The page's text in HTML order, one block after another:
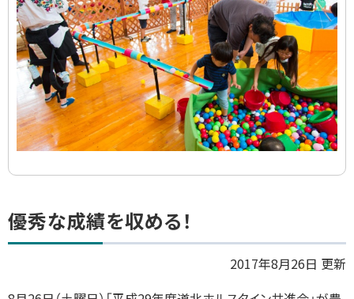
集
ト
ッ
優秀な成績を収める！
2017年8月26日 更新